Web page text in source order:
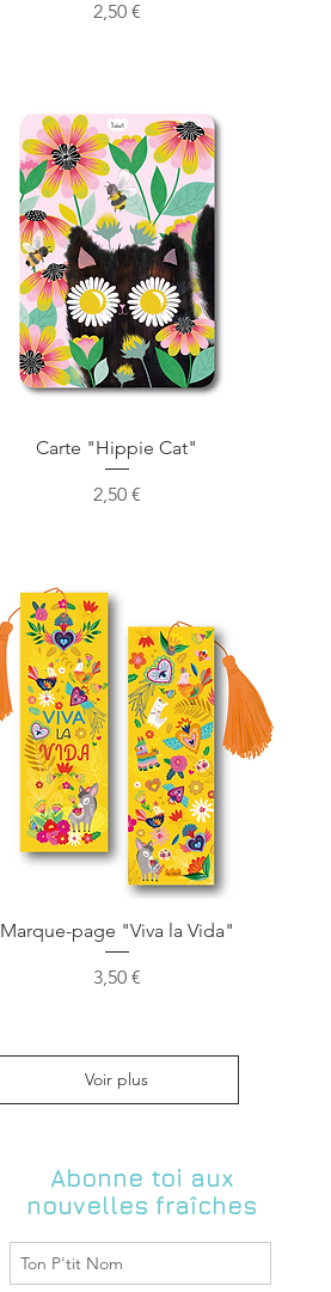
Prix
2,50 €
Aperçu rapide
Carte "Hippie Cat"
Prix
2,50 €
Aperçu rapide
Marque-page "Viva la Vida"
Prix
3,50 €
Voir plus
Abonne toi aux
nouvelles fraîches